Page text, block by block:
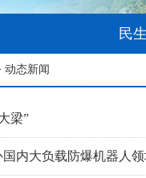
民
动态新闻
梁”
内大负载防爆机器人